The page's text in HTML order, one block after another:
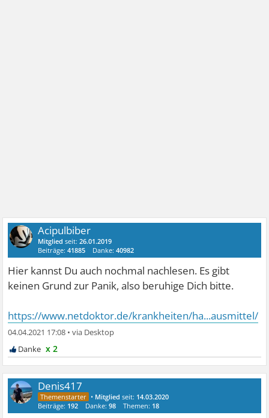
Acipulbiber
Mitglied seit:26.01.2019
Beiträge:41885 Danke:40982
Hier kannst Du auch nochmal nachlesen. Es gibt
keinen Grund zur Panik, also beruhige Dich bitte.
https://www.netdoktor.de/krankheiten/ha...ausmittel/
04.04.2021 17:08 •
x 2
Denis417
• Mitglied seit: 14.03.2020
Beiträge: 192 Danke:98 Themen: 18